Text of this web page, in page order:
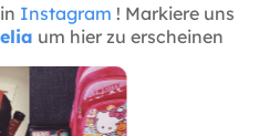
Instagram ! Markiere uns
um hier zu erscheinen